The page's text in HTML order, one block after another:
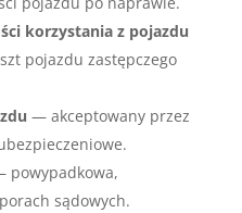
korzystania z pojazdu
pojazdu zastępczego
— akceptowany przez
sądowych.